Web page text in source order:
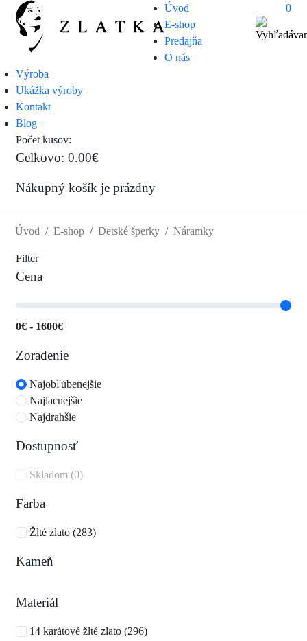
0
Úvod
E-shop
Predajňa
O nás
Výroba
Ukážka výroby
Kontakt
Blog
Počet kusov:
Celkovo: 0.00€
Nákupný košík je prázdny
Úvod E-shop Detské šperky Náramky
Cena
0€ - 1600€
Zoradenie
Najobľúbenejšie
Najlacnejšie
Najdrahšie
Dostupnosť
Skladom (0)
Farba
Žlté zlato (283)
Kameň
Materiál
14 karátové žlté zlato (296)
Filter